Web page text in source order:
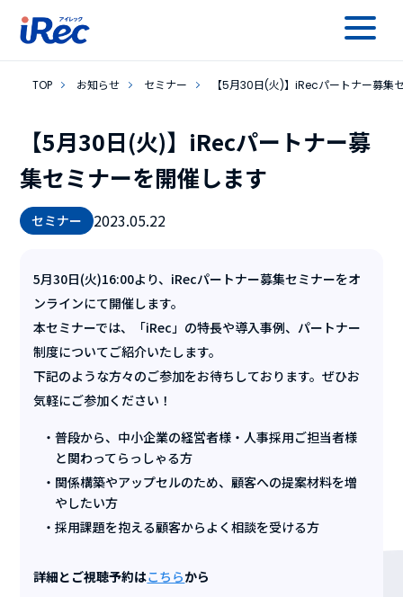
TOP お知らせ セミナー 【5月30日(火)】iRecパートナー募集
【5月30日(火)】iRecパートナー募
集セミナーを開催します
セミナー 2023.05.22
5月30日(火)16:00より、iRecパートナー募集セミナーをオ
ンラインにて開催します。
本セミナーでは、「iRec」の特長や導入事例、パートナー
制度についてご紹介いたします。
下記のような方々のご参加をお待ちしております。ぜひお
気軽にご参加ください！
普段から、中小企業の経営者様・人事採用ご担当者様
と関わってらっしゃる方
関係構築やアップセルのため、顧客への提案材料を増
やしたい方
採用課題を抱える顧客からよく相談を受ける方
詳細とご視聴予約はこちらから